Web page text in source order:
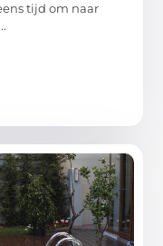
tijd om naar